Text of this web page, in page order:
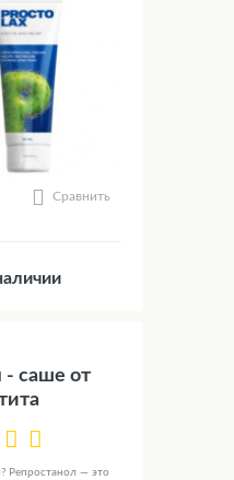
Сравнить
- саше от
Репростанол — это